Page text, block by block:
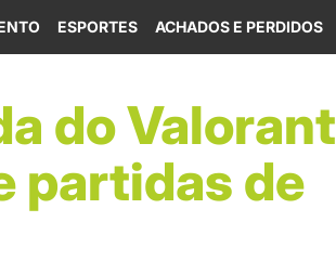
ESPORTES ACHADOS E PERDIDOS
do Valorant
partidas de